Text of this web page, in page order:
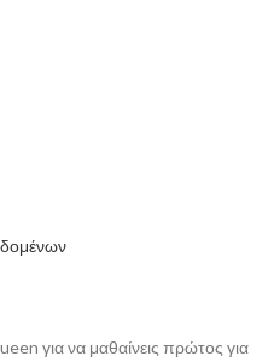
για να μαθαίνεις πρώτος για